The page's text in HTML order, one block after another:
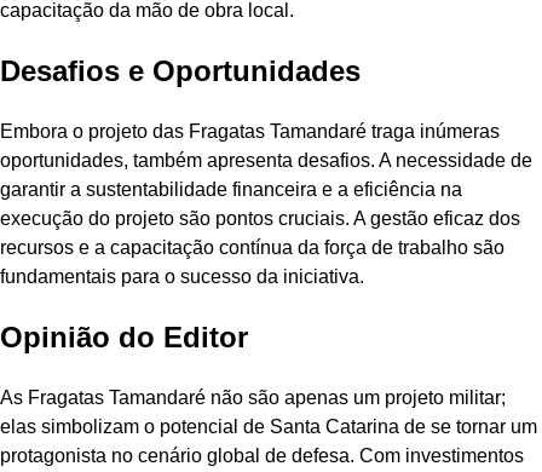
capacitação da mão de obra local.
Desafios e Oportunidades
Embora o projeto das Fragatas Tamandaré traga inúmeras
oportunidades, também apresenta desafios. A necessidade de
garantir a sustentabilidade financeira e a eficiência na
execução do projeto são pontos cruciais. A gestão eficaz dos
recursos e a capacitação contínua da força de trabalho são
fundamentais para o sucesso da iniciativa.
Opinião do Editor
As Fragatas Tamandaré não são apenas um projeto militar;
elas simbolizam o potencial de Santa Catarina de se tornar um
protagonista no cenário global de defesa. Com investimentos